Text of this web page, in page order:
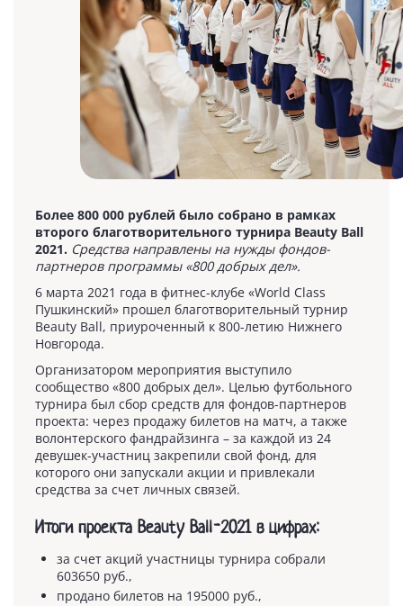
Более 800 000 рублей было собрано в рамках
второго благотворительного турнира Beauty Ball
2021. Средства направлены на нужды фондов-
партнеров программы «800 добрых дел».
6 марта 2021 года в фитнес-клубе «World Class
Пушкинский» прошел благотворительный турнир
Beauty Ball, приуроченный к 800-летию Нижнего
Новгорода.
Организатором мероприятия выступило
сообщество «800 добрых дел». Целью футбольного
турнира был сбор средств для фондов-партнеров
проекта: через продажу билетов на матч, а также
волонтерского фандрайзинга – за каждой из 24
девушек-участниц закрепили свой фонд, для
которого они запускали акции и привлекали
средства за счет личных связей.
Итоги проекта Beauty Ball-2021 в цифрах:
за счет акций участницы турнира собрали
603650 руб.,
продано билетов на 195000 руб.,